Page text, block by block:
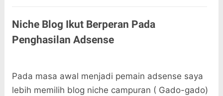
Niche Blog Ikut Berperan Pada
Penghasilan Adsense
Pada masa awal menjadi pemain adsense saya
lebih memilih blog niche campuran ( Gado-gado)